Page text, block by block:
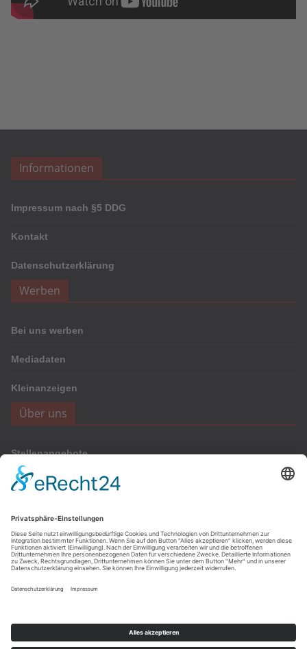
Informationen
Impressum nach §5 DDG
Kontakt
Datenschutzerklärung
Werben
Bei uns werben
Mediadaten
Kleinanzeigen
Über uns
Stellenangebote
Werbung
Anzeigen
Archiv